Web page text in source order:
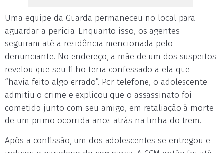
Uma equipe da Guarda permaneceu no local para
aguardar a perícia. Enquanto isso, os agentes
seguiram até a residência mencionada pelo
denunciante. No endereço, a mãe de um dos suspeitos
revelou que seu filho teria confessado a ela que
“havia feito algo errado”. Por telefone, o adolescente
admitiu o crime e explicou que o assassinato foi
cometido junto com seu amigo, em retaliação à morte
de um primo ocorrida anos atrás na linha do trem.
Após a confissão, um dos adolescentes se entregou e